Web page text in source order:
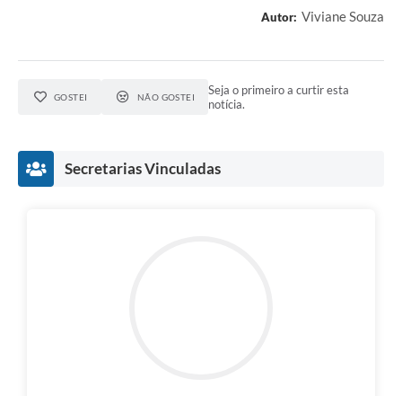
Autor: Viviane Souza
GOSTEI NÃO GOSTEI
Seja o primeiro a curtir esta
notícia.
Secretarias Vinculadas